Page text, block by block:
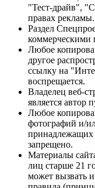
"Тест-драйв",
правах рекламы.
Раздел
коммерческими
Любое
другое
ссылку на
воспрещается.
Владелец веб-
является автор
Любое
фотографий и/
принадлежащих
запрещено.
Материалы
лиц старше 21
может вызвать